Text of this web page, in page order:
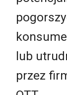
lub
przez